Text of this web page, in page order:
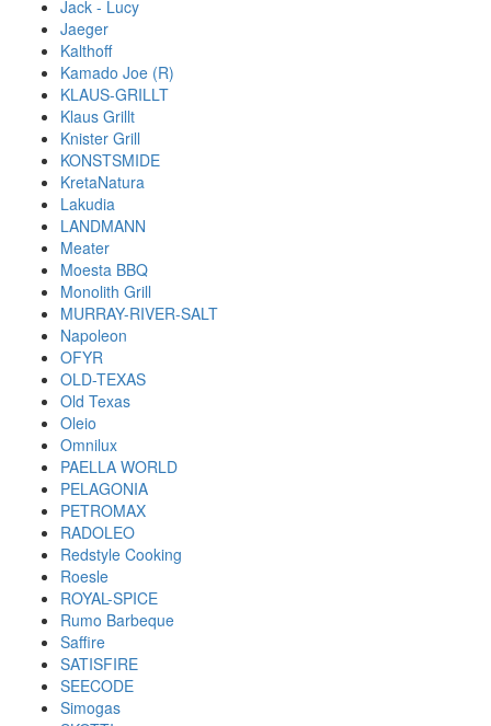
Jack - Lucy
Jaeger
Kalthoff
Kamado Joe (R)
KLAUS-GRILLT
Klaus Grillt
Knister Grill
KONSTSMIDE
KretaNatura
Lakudia
LANDMANN
Meater
Moesta BBQ
Monolith Grill
MURRAY-RIVER-SALT
Napoleon
OFYR
OLD-TEXAS
Old Texas
Oleio
Omnilux
PAELLA WORLD
PELAGONIA
PETROMAX
RADOLEO
Redstyle Cooking
Roesle
ROYAL-SPICE
Rumo Barbeque
Saffire
SATISFIRE
SEECODE
Simogas